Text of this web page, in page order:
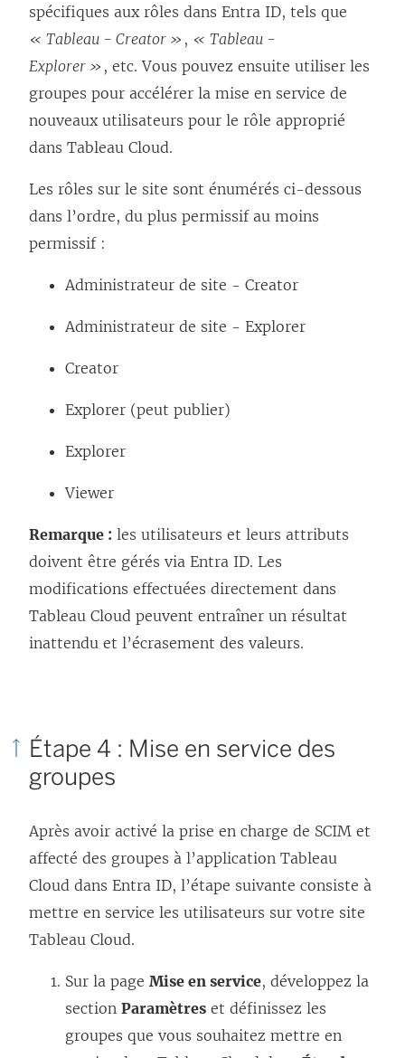
spécifiques aux rôles dans Entra ID, tels que
« Tableau - Creator » , « Tableau -
Explorer » , etc. Vous pouvez ensuite utiliser les
groupes pour accélérer la mise en service de
nouveaux utilisateurs pour le rôle approprié
dans Tableau Cloud.
Les rôles sur le site sont énumérés ci-dessous
dans l’ordre, du plus permissif au moins
permissif :
Administrateur de site - Creator
Administrateur de site - Explorer
Creator
Explorer (peut publier)
Explorer
Viewer
Remarque : les utilisateurs et leurs attributs
doivent être gérés via Entra ID. Les
modifications effectuées directement dans
Tableau Cloud peuvent entraîner un résultat
inattendu et l’écrasement des valeurs.
Étape 4 : Mise en service des
groupes
Après avoir activé la prise en charge de SCIM et
affecté des groupes à l’application Tableau
Cloud dans Entra ID, l’étape suivante consiste à
mettre en service les utilisateurs sur votre site
Tableau Cloud.
Sur la page Mise en service, développez la
section Paramètres et définissez les
groupes que vous souhaitez mettre en